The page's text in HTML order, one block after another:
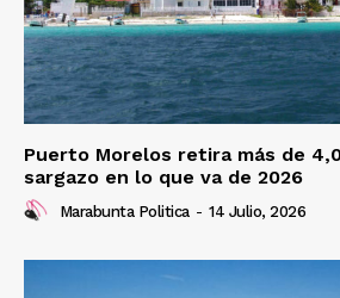
Puerto Morelos retira más de
sargazo en lo que va de 2026
Marabunta Politica - 14 Julio, 2026